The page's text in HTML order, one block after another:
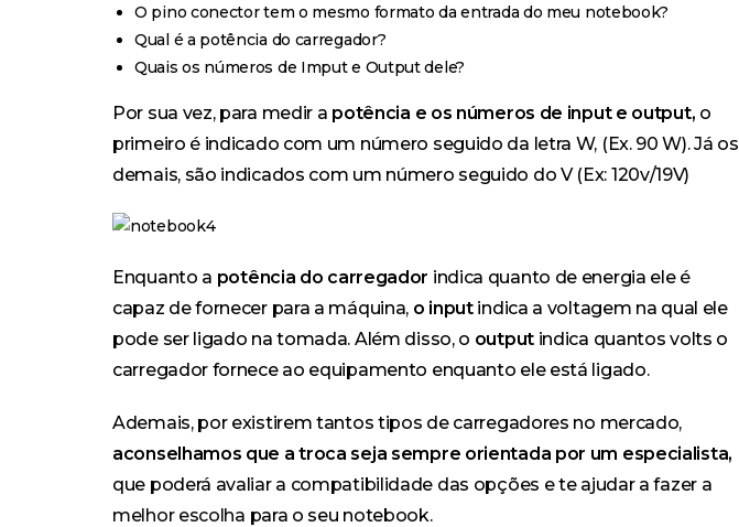
O pino conector tem o mesmo formato da entrada do meu notebook?
Qual é a potência do carregador?
Quais os números de Imput e Output dele?
Por sua vez, para medir a potência e os números de input e output, o
primeiro é indicado com um número seguido da letra W, (Ex. 90 W). Já os
demais, são indicados com um número seguido do V (Ex: 120v/19V)
Enquanto a potência do carregador indica quanto de energia ele é
capaz de fornecer para a máquina, o inputindica a voltagem na qual ele
pode ser ligado na tomada. Além disso, o output indica quantos volts o
carregador fornece ao equipamento enquanto ele está ligado.
Ademais, por existirem tantos tipos de carregadores no mercado,
aconselhamos que a troca seja sempre orientada por um especialista,
que poderá avaliar a compatibilidade das opções e te ajudar a fazer a
melhor escolha para o seu notebook.